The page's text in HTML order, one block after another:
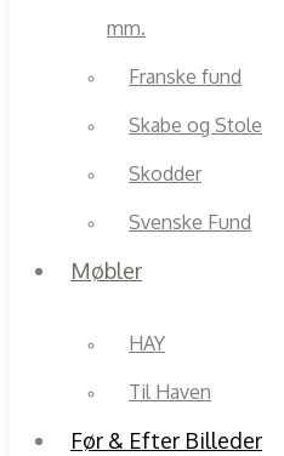
mm.
Franske fund
Skabe og Stole
Skodder
Svenske Fund
Møbler
HAY
Til Haven
Før & Efter Billeder